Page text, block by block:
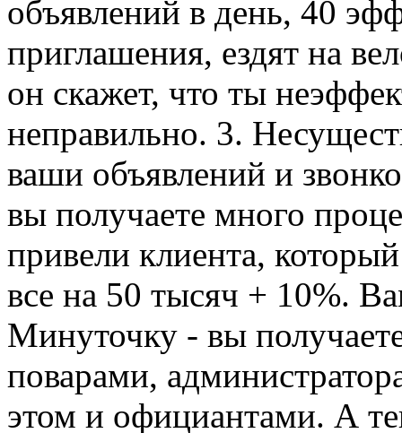
объявлений в день, 40
приглашения, ездят на
он скажет, что ты
неправильно. 3.
ваши объявлений и
вы получаете много
привели клиента, который
все на 50 тысяч + 10%.
Минуточку - вы
поварами,
этом и официантами. А